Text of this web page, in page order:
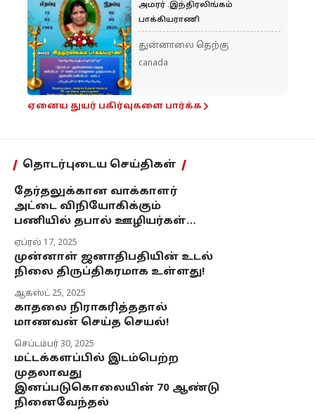
அமரர் .இந்திரலிங்கம்
பாக்கியராணி
துன்னாலை தெற்கு
canada
ஏனைய துயர் பகிர்வுகளை பார்க்க
தொடர்புடைய செய்திகள்
தேர்தலுக்கான வாக்காளர்
அட்டை விநியோகிக்கும்
பணியில் தபால் ஊழியர்கள்…
ஏப்ரல் 17, 2025
முன்னாள் ஜனாதிபதியின் உடல்
நிலை திருப்திகரமாக உள்ளது!
ஆகஸ்ட் 25, 2025
காதலை நிராகரித்ததால்
மாணவன் செய்த செயல்!
செப்டம்பர் 30, 2025
மட்டக்களப்பில் இடம்பெற்ற
முதலாவது
இனப்படுகொலையின் 70 ஆண்டு
நினைவேந்தல்